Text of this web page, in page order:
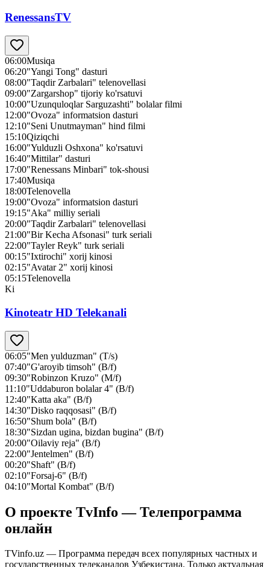
RenessansTV
06:00Musiqa
06:20"Yangi Tong" dasturi
08:00"Taqdir Zarbalari" telenovellasi
09:00"Zargarshop" tijoriy ko'rsatuvi
10:00"Uzunquloqlar Sarguzashti" bolalar filmi
12:00"Ovoza" informatsion dasturi
12:10"Seni Unutmayman" hind filmi
15:10Qiziqchi
16:00"Yulduzli Oshxona" ko'rsatuvi
16:40"Mittilar" dasturi
17:00"Renessans Minbari" tok-shousi
17:40Musiqa
18:00Telenovella
19:00"Ovoza" informatsion dasturi
19:15"Aka" milliy seriali
20:00"Taqdir Zarbalari" telenovellasi
21:00"Bir Kecha Afsonasi" turk seriali
22:00"Tayler Reyk" turk seriali
00:15"Ixtirochi" xorij kinosi
02:15"Avatar 2" xorij kinosi
05:15Telenovella
Ki
Kinoteatr HD Telekanali
06:05"Men yulduzman" (T/s)
07:40"G'aroyib timsoh" (B/f)
09:30"Robinzon Kruzo" (M/f)
11:10"Uddaburon bolalar 4" (B/f)
12:40"Katta aka" (B/f)
14:30"Disko raqqosasi" (B/f)
16:50"Shum bola" (B/f)
18:30"Sizdan ugina, bizdan bugina" (B/f)
20:00"Oilaviy reja" (B/f)
22:00"Jentelmen" (B/f)
00:20"Shaft" (B/f)
02:10"Forsaj-6" (B/f)
04:10"Mortal Kombat" (B/f)
О проекте TvInfo — Телепрограмма
онлайн
TVinfo.uz — Программа передач всех популярных частных и
государственных телеканалов Узбекистана. Только актуальная